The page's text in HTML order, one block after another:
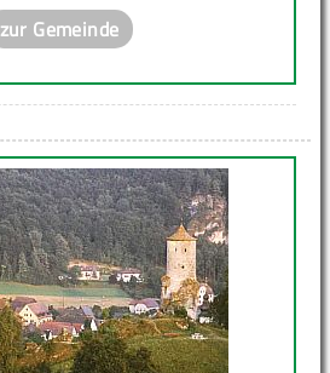
zur Gemeinde